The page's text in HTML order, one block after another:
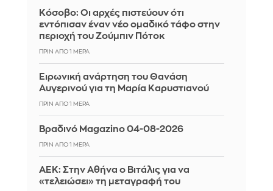
Κόσοβο: Οι αρχές πιστεύουν ότι
εντόπισαν έναν νέο ομαδικό τάφο στην
περιοχή του Ζούμπιν Πότοκ
ΠΡΙΝ ΑΠΌ 1 ΜΈΡΑ
Ειρωνική ανάρτηση του Θανάση
Αυγερινού για τη Μαρία Καρυστιανού
ΠΡΙΝ ΑΠΌ 1 ΜΈΡΑ
Βραδινό Magazino 04-08-2026
ΠΡΙΝ ΑΠΌ 1 ΜΈΡΑ
ΑΕΚ: Στην Αθήνα ο Βιτάλις για να
«τελειώσει» τη μεταγραφή του